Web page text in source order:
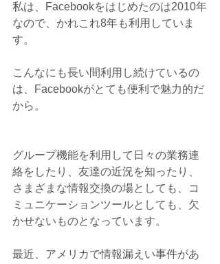
私は、Facebookをはじめたのは2010年
なので、かれこれ8年も利用していま
す。
こんなにも長い間利用し続けているの
は、Facebookがとても便利で魅力的だ
から。
グループ機能を利用して日々の業務連
絡をしたり、友達の近況を知ったり、
さまざまな情報交換の場としても、コ
ミュニケーションツールとしても、欠
かせないものとなっています。
最近、アメリカで情報漏えい事件があ